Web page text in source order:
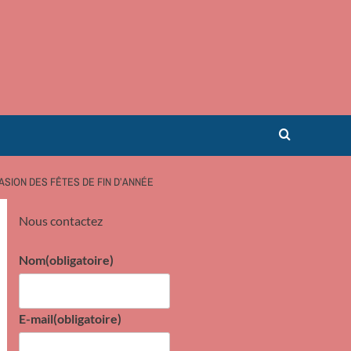
DES FÊTES DE FIN D’ANNÉE
Nous contactez
Nom(obligatoire)
E-mail(obligatoire)